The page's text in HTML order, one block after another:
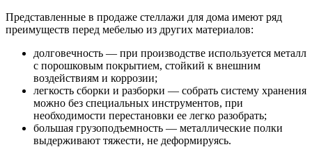
Представленные в продаже стеллажи для дома имеют ряд
преимуществ перед мебелью из других материалов:
долговечность — при производстве используется металл
с порошковым покрытием, стойкий к внешним
воздействиям и коррозии;
легкость сборки и разборки — собрать систему хранения
можно без специальных инструментов, при
необходимости перестановки ее легко разобрать;
большая грузоподъемность — металлические полки
выдерживают тяжести, не деформируясь.